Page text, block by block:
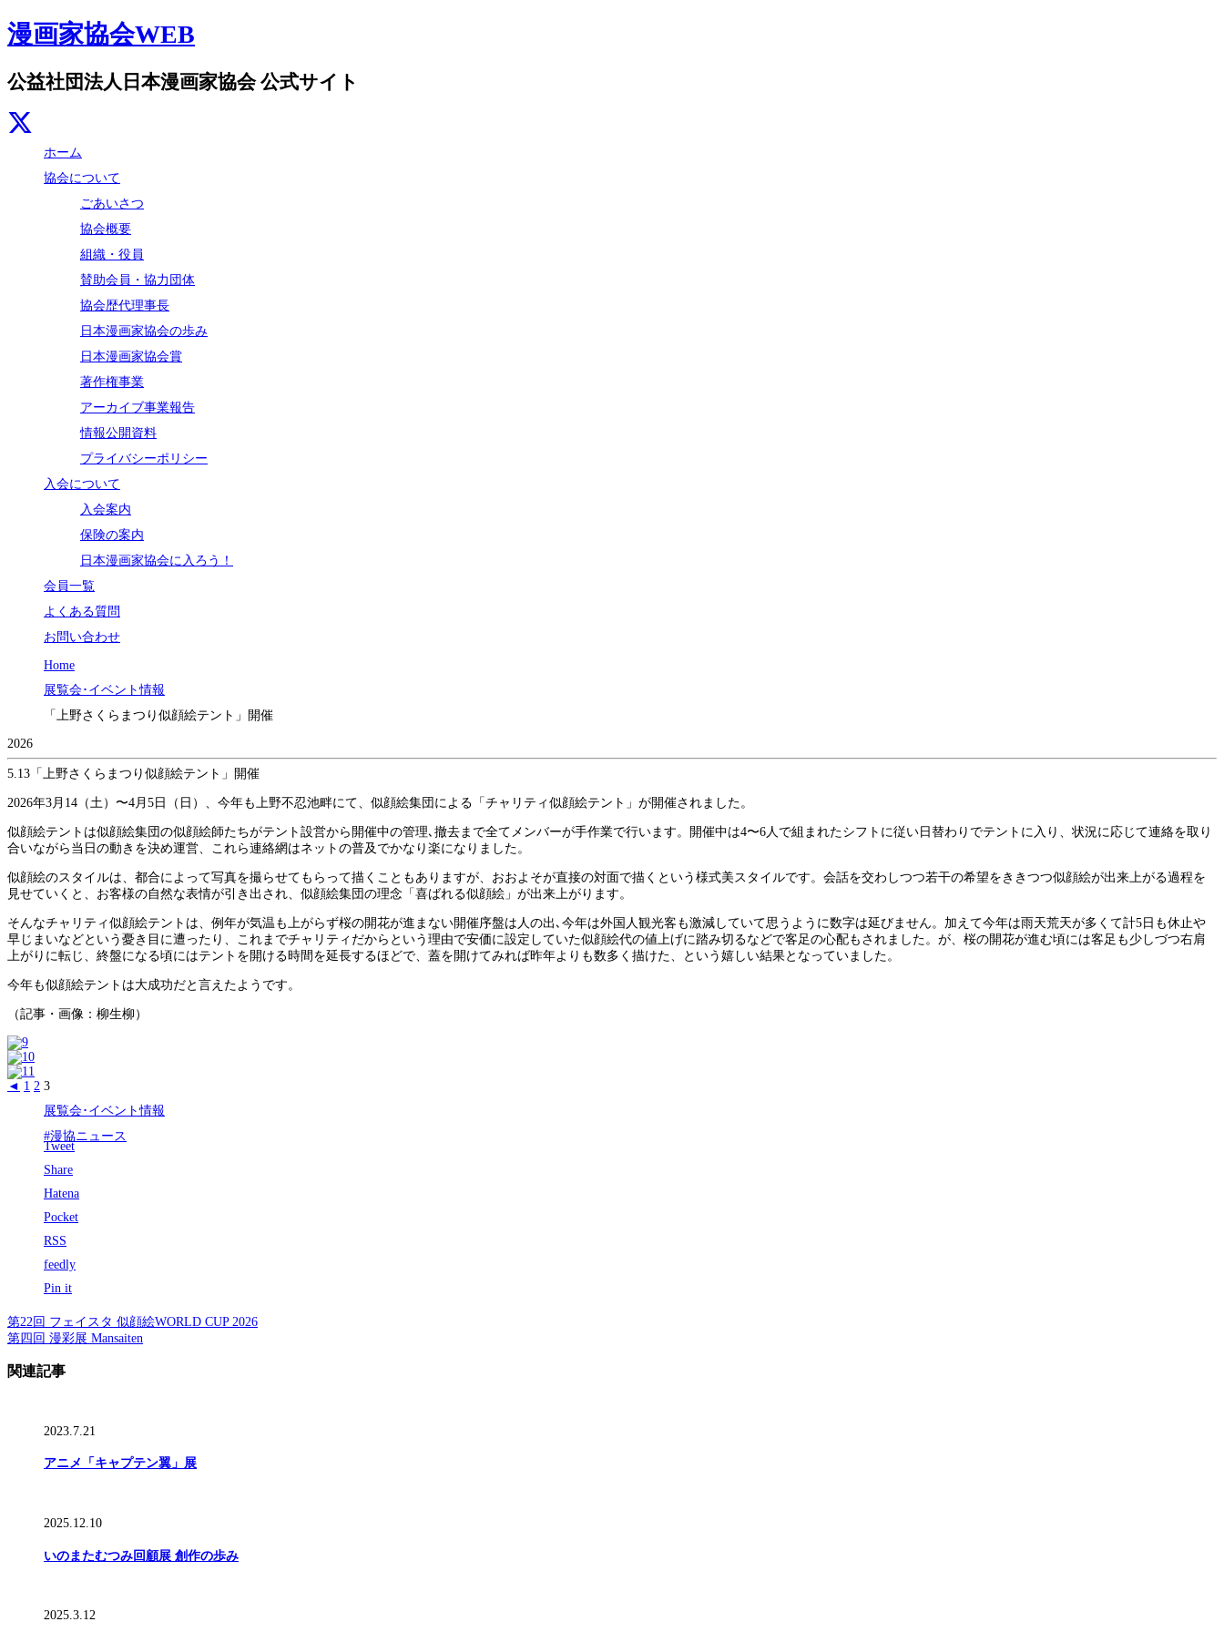
漫画家協会WEB
公益社団法人日本漫画家協会 公式サイト
ホーム
協会について
ごあいさつ
協会概要
組織・役員
賛助会員・協力団体
協会歴代理事長
日本漫画家協会の歩み
日本漫画家協会賞
著作権事業
アーカイブ事業報告
情報公開資料
プライバシーポリシー
入会について
入会案内
保険の案内
日本漫画家協会に入ろう！
会員一覧
よくある質問
お問い合わせ
Home
展覧会･イベント情報
「上野さくらまつり似顔絵テント」開催
2026
5.13 「上野さくらまつり似顔絵テント」開催
2026年3月14（土）〜4月5日（日）、今年も上野不忍池畔にて、似顔絵集団による「チャリティ似顔絵テント」が開催されました。
似顔絵テントは似顔絵集団の似顔絵師たちがテント設営から開催中の管理､撤去まで全てメンバーが手作業で行います。開催中は4〜6人で組まれたシフトに従い日替わりでテントに入り、状況に応じて連絡を取り
合いながら当日の動きを決め運営、これら連絡網はネットの普及でかなり楽になりました。
似顔絵のスタイルは、都合によって写真を撮らせてもらって描くこともありますが、おおよそが直接の対面で描くという様式美スタイルです。会話を交わしつつ若干の希望をききつつ似顔絵が出来上がる過程を
見せていくと、お客様の自然な表情が引き出され、似顔絵集団の理念「喜ばれる似顔絵」が出来上がります。
そんなチャリティ似顔絵テントは、例年が気温も上がらず桜の開花が進まない開催序盤は人の出､今年は外国人観光客も激減していて思うように数字は延びません。加えて今年は雨天荒天が多くて計5日も休止や
早じまいなどという憂き目に遭ったり、これまでチャリティだからという理由で安価に設定していた似顔絵代の値上げに踏み切るなどで客足の心配もされました。が、桜の開花が進む頃には客足も少しづつ右肩
上がりに転じ、終盤になる頃にはテントを開ける時間を延長するほどで、蓋を開けてみれば昨年よりも数多く描けた、という嬉しい結果となっていました。
今年も似顔絵テントは大成功だと言えたようです。
（記事・画像：柳生柳）
◄ 1 2 3
展覧会･イベント情報
#漫協ニュース
Tweet
Share
Hatena
Pocket
RSS
feedly
Pin it
第22回 フェイスタ 似顔絵WORLD CUP 2026
第四回 漫彩展 Mansaiten
関連記事
2023.7.21
アニメ「キャプテン翼」展
2025.12.10
いのまたむつみ回顧展 創作の歩み
2025.3.12